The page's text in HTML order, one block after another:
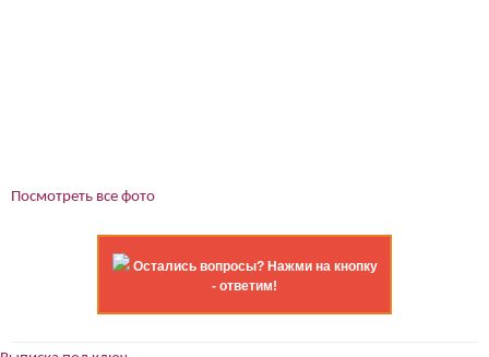
Посмотреть все фото
Остались вопросы? Нажми на кнопку
- ответим!